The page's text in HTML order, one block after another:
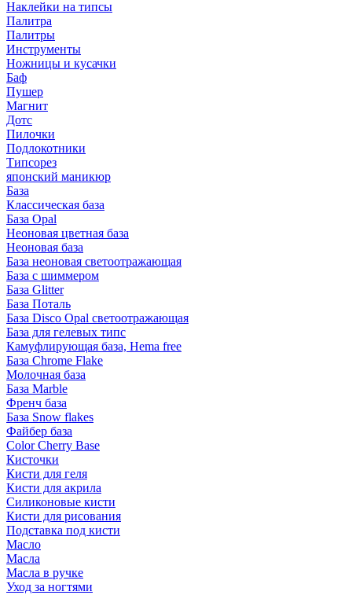
Наклейки на типсы
Палитра
Палитры
Инструменты
Ножницы и кусачки
Баф
Пушер
Магнит
Дотс
Пилочки
Подлокотники
Типсорез
японский маникюр
База
Классическая база
База Opal
Неоновая цветная база
Неоновая база
База неоновая светоотражающая
База с шиммером
База Glitter
База Поталь
База Disco Opal светоотражающая
База для гелевых типс
Камуфлирующая база, Hema free
База Chrome Flake
Молочная база
База Marble
Френч база
База Snow flakes
Файбер база
Color Cherry Base
Кисточки
Кисти для геля
Кисти для акрила
Силиконовые кисти
Кисти для рисования
Подставка под кисти
Масло
Масла
Масла в ручке
Уход за ногтями